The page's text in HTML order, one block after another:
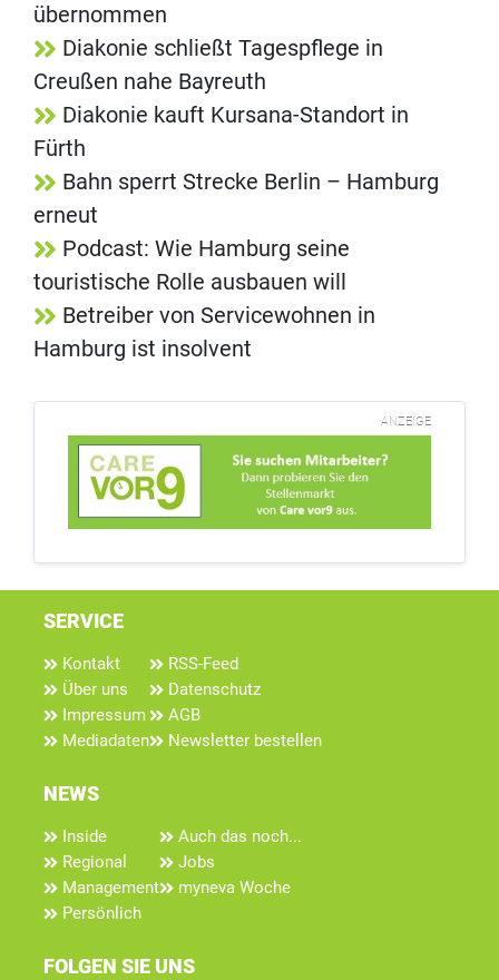
übernommen
Diakonie schließt Tagespflege in
Creußen nahe Bayreuth
Diakonie kauft Kursana-Standort in
Fürth
Bahn sperrt Strecke Berlin – Hamburg
erneut
Podcast: Wie Hamburg seine
touristische Rolle ausbauen will
Betreiber von Servicewohnen in
Hamburg ist insolvent
ANZEIGE
SERVICE
Kontakt
Über uns
Impressum
Mediadaten
RSS-Feed
Datenschutz
AGB
Newsletter bestellen
NEWS
Inside
Regional
Management
Persönlich
Auch das noch...
Jobs
myneva Woche
FOLGEN SIE UNS